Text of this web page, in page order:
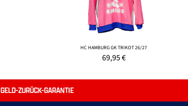
HC HAMBURG GK TRIKOT 26/27
69,95€
GELD-ZURÜCK-GARANTIE